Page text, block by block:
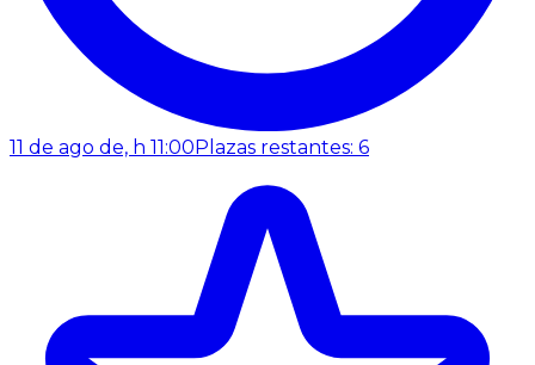
11 de ago de, h 11:00 Plazas restantes: 6